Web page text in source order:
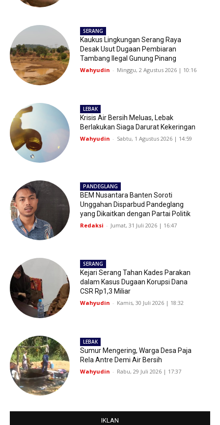
SERANG
Kaukus Lingkungan Serang Raya
Desak Usut Dugaan Pembiaran
Tambang Ilegal Gunung Pinang
Wahyudin - Minggu, 2 Agustus 2026 | 10:16
LEBAK
Krisis Air Bersih Meluas, Lebak
Berlakukan Siaga Darurat Kekeringan
Wahyudin - Sabtu, 1 Agustus 2026 | 14:59
PANDEGLANG
BEM Nusantara Banten Soroti
Unggahan Disparbud Pandeglang
yang Dikaitkan dengan Partai Politik
Redaksi - Jumat, 31 Juli 2026 | 16:47
SERANG
Kejari Serang Tahan Kades Parakan
dalam Kasus Dugaan Korupsi Dana
CSR Rp1,3 Miliar
Wahyudin - Kamis, 30 Juli 2026 | 18:32
LEBAK
Sumur Mengering, Warga Desa Paja
Rela Antre Demi Air Bersih
Wahyudin - Rabu, 29 Juli 2026 | 17:37
IKLAN